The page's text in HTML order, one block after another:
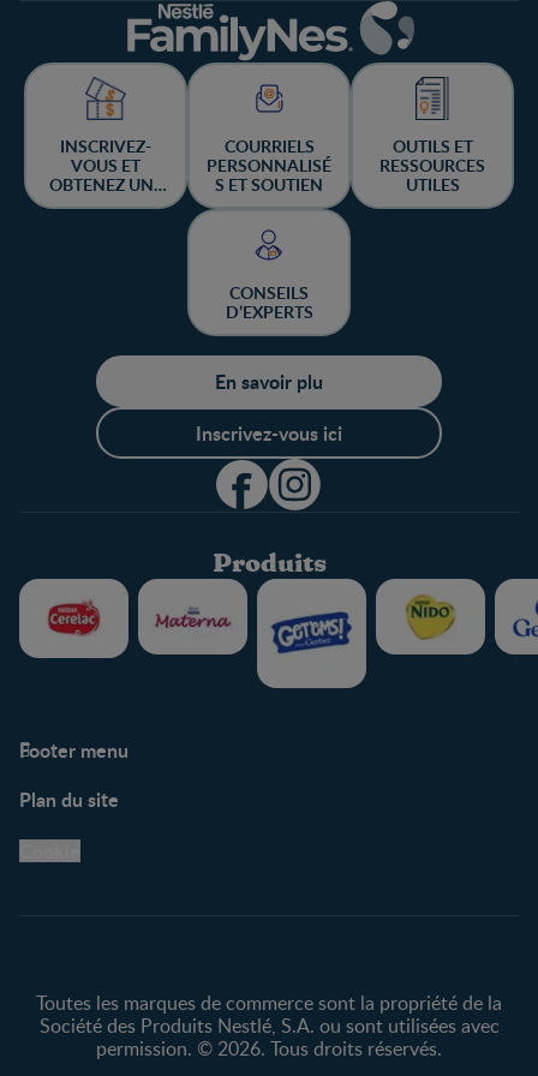
INSCRIVEZ-
VOUS ET
OBTENEZ UNE
CHANCE DE
COURRIELS
PERSONNALISÉ
S ET SOUTIEN
OUTILS ET
RESSOURCES
UTILES
CONSEILS
D’EXPERTS
En savoir plu
Inscrivez-vous ici
Produits
Footer menu
Centre de soutien
Avis légaux
Protection des
Plan du site
Toutes les marques de commerce sont la propriété de la
Société des Produits Nestlé, S.A. ou sont utilisées avec
permission. © 2026. Tous droits réservés.